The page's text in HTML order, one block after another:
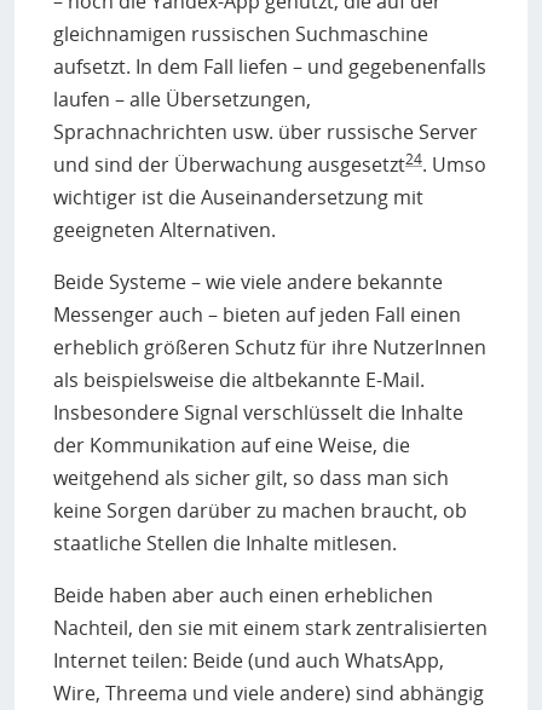
gleichnamigen russischen Suchmaschine
aufsetzt. In dem Fall liefen – und gegebenenfalls
laufen – alle Übersetzungen,
Sprachnachrichten usw. über russische Server
und sind der Überwachung ausgesetzt24. Umso
wichtiger ist die Auseinandersetzung mit
geeigneten Alternativen.
Beide Systeme – wie viele andere bekannte
Messenger auch – bieten auf jeden Fall einen
erheblich größeren Schutz für ihre NutzerInnen
als beispielsweise die altbekannte E-Mail.
Insbesondere Signal verschlüsselt die Inhalte
der Kommunikation auf eine Weise, die
weitgehend als sicher gilt, so dass man sich
keine Sorgen darüber zu machen braucht, ob
staatliche Stellen die Inhalte mitlesen.
Beide haben aber auch einen erheblichen
Nachteil, den sie mit einem stark zentralisierten
Internet teilen: Beide (und auch WhatsApp,
Wire, Threema und viele andere) sind abhängig